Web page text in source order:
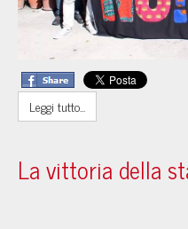
Leggi tutto...
La vittoria della